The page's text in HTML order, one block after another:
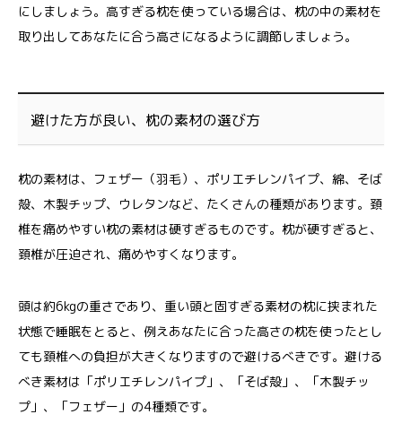
にしましょう。高すぎる枕を使っている場合は、枕の中の素材を
取り出してあなたに合う高さになるように調節しましょう。
避けた方が良い、枕の素材の選び方
枕の素材は、フェザー（羽毛）、ポリエチレンパイプ、綿、そば
殻、木製チップ、ウレタンなど、たくさんの種類があります。頚
椎を痛めやすい枕の素材は硬すぎるものです。枕が硬すぎると、
頚椎が圧迫され、痛めやすくなります。
頭は約6kgの重さであり、重い頭と固すぎる素材の枕に挟まれた
状態で睡眠をとると、例えあなたに合った高さの枕を使ったとし
ても頚椎への負担が大きくなりますので避けるべきです。避ける
べき素材は「ポリエチレンパイプ」、「そば殻」、「木製チッ
プ」、「フェザー」の4種類です。